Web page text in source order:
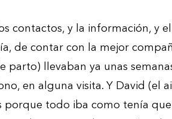
contactos, y la información, y
de contar con la mejor
parto) llevaban ya unas
en alguna visita. Y David (el
porque todo iba como tenía